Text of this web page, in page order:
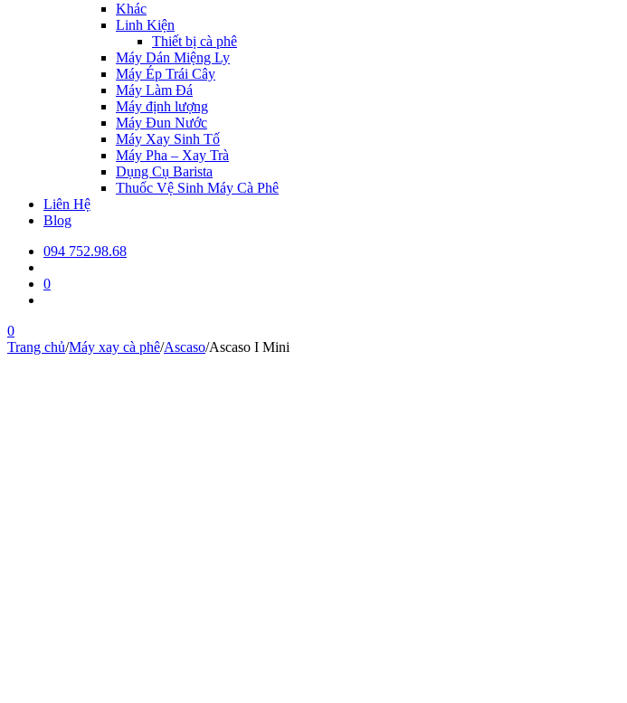
Khác
Linh Kiện
Thiết bị cà phê
Máy Dán Miệng Ly
Máy Ép Trái Cây
Máy Làm Đá
Máy định lượng
Máy Đun Nước
Máy Xay Sinh Tố
Máy Pha – Xay Trà
Dụng Cụ Barista
Thuốc Vệ Sinh Máy Cà Phê
Liên Hệ
Blog
094 752.98.68
0
0
Trang chủ/Máy xay cà phê/Ascaso/Ascaso I Mini